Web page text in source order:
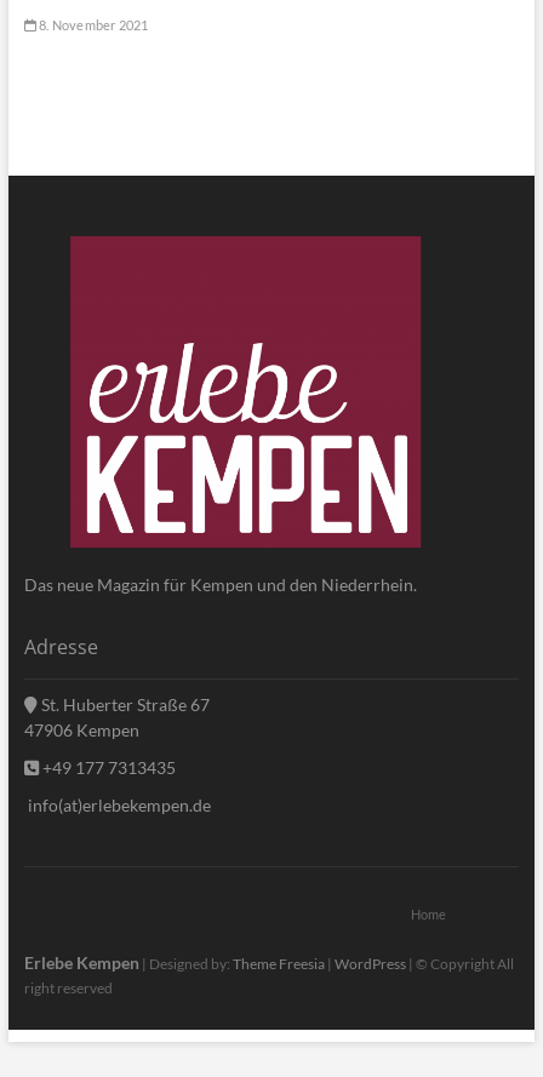
8. November 2021
Das neue Magazin für Kempen und den Niederrhein.
Adresse
St. Huberter Straße 67
47906 Kempen
+49 177 7313435
info(at)erlebekempen.de
Home
Erlebe Kempen | Designed by: Theme Freesia| WordPress| © Copyright All
right reserved